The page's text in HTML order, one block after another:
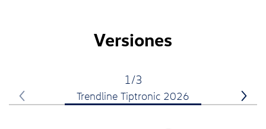
Versiones
1/3
Trendline Tiptronic 2026